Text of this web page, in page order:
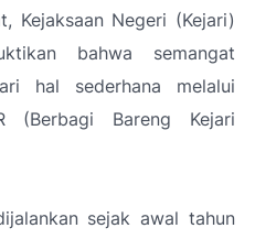
Kejaksaan Negeri (Kejari)
bahwa semangat
hal sederhana melalui
(Berbagi Bareng Kejari
sejak awal tahun